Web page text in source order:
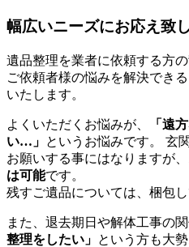
幅広いニーズにお応え致
遺品整理を業者に依頼する方
ご依頼者様の悩みを解決でき
いたします。
よくいただくお悩みが、
「遠
い…」 というお悩みです。 玄
お願いする事にはなりますが、
は可能です。
残すご遺品については、梱包し
また、退去期日や解体工事の
整理をしたい」 という方も大